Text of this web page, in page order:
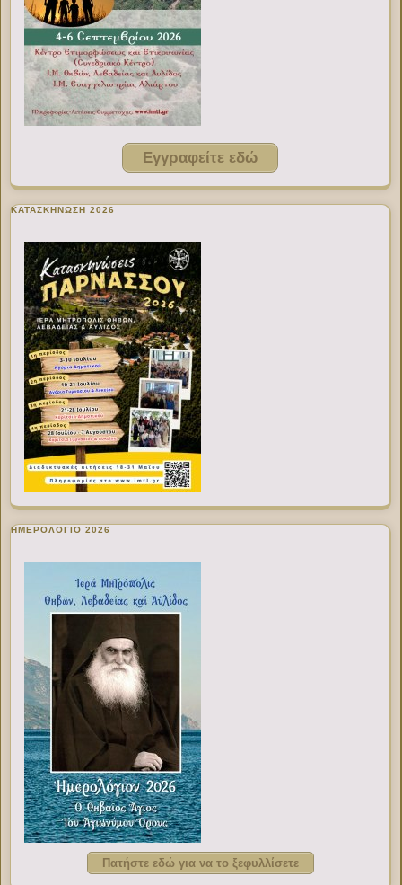
Εγγραφείτε εδώ
ΚΑΤΑΣΚΗΝΩΣΗ 2026
ΗΜΕΡΟΛΟΓΙΟ 2026
Πατήστε εδώ για να το ξεφυλλίσετε